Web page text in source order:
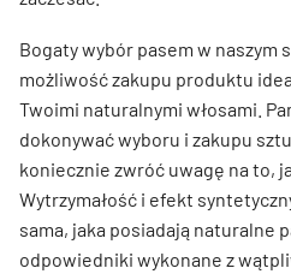
Bogaty wybór pasem w naszym
możliwość zakupu produktu
Twoimi naturalnymi włosami.
dokonywać wyboru i zakupu
koniecznie zwróć uwagę na to,
Wytrzymałość i efekt
sama, jaka posiadają naturalne
odpowiedniki wykonane z